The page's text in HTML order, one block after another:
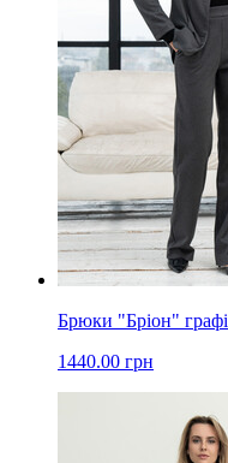
Брюки "Бріон"
1440.00 грн